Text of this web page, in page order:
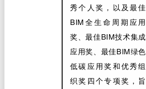
秀个人奖，以及最佳
BIM全生命周期应用
奖、最佳BIM技术集成
应用奖、最佳BIM绿色
低碳应用奖和优秀组
织奖四个专项奖，旨